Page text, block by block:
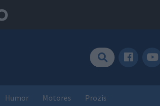
Humor Motores Prozis